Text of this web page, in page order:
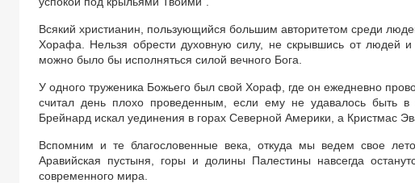
Всякий христианин, пользующийся большим авторитетом среди
Хорафа. Нельзя обрести духовную силу, не скрывшись от людей
можно было бы исполняться силой вечного Бога.
У одного труженика Божьего был свой Хораф, где он ежедневно
считал день плохо проведенным, если ему не удавалось быть
Брейнард искал уединения в горах Северной Америки, а Кристмас
Вспомним и те благословенные века, откуда мы ведем свое
Аравийская пустыня, горы и долины Палестины навсегда
современного мира.